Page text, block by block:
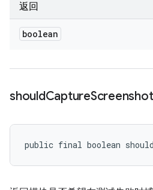
返回
boolean
shouldCaptureScreenshot
public final boolean